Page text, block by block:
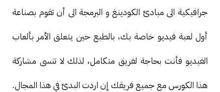
جرافيكية الى مبادئ الكودينغ و البرمجة الى أن تقوم بصناعة
أول لعبة فيديو خاصة بك، بالطبع حين يتعلق الأمر بألعاب
الفيديو فأنت بحاجة لفريق متكامل، لذلك لا تنسى مشاركة
هذا الكورس مع جميع فريقك إن اردت البدئ في هذا المجال.